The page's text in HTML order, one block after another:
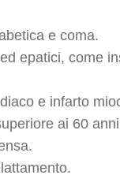
e coma.
epatici, come
e infarto
ai 60